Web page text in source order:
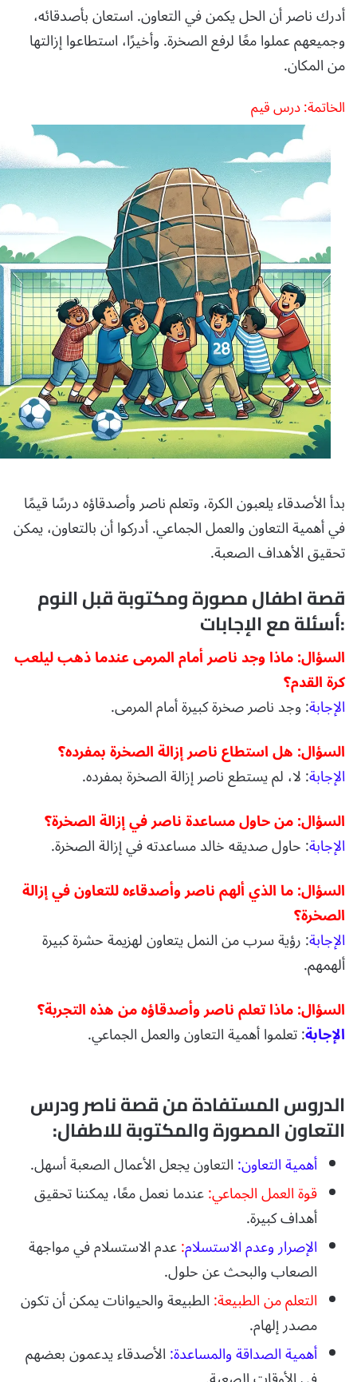
أدرك ناصر أن الحل يكمن في التعاون. استعان بأصدقائه،
وجميعهم عملوا معًا لرفع الصخرة. وأخيرًا، استطاعوا إزالتها
من المكان.
الخاتمة: درس قيم
بدأ الأصدقاء يلعبون الكرة، وتعلم ناصر وأصدقاؤه درسًا قيمًا
في أهمية التعاون والعمل الجماعي. أدركوا أن بالتعاون، يمكن
تحقيق الأهداف الصعبة.
قصة اطفال مصورة ومكتوبة قبل النوم
:أسئلة مع الإجابات
السؤال: ماذا وجد ناصر أمام المرمى عندما ذهب ليلعب
كرة القدم؟
الإجابة: وجد ناصر صخرة كبيرة أمام المرمى.
السؤال: هل استطاع ناصر إزالة الصخرة بمفرده؟
الإجابة: لا، لم يستطع ناصر إزالة الصخرة بمفرده.
السؤال: من حاول مساعدة ناصر في إزالة الصخرة؟
الإجابة: حاول صديقه خالد مساعدته في إزالة الصخرة.
السؤال: ما الذي ألهم ناصر وأصدقاءه للتعاون في إزالة
الصخرة؟
الإجابة: رؤية سرب من النمل يتعاون لهزيمة حشرة كبيرة
ألهمهم.
السؤال: ماذا تعلم ناصر وأصدقاؤه من هذه التجربة؟
الإجابة: تعلموا أهمية التعاون والعمل الجماعي.
الدروس المستفادة من قصة ناصر ودرس
التعاون المصورة والمكتوبة للاطفال:
أهمية التعاون:التعاون يجعل الأعمال الصعبة أسهل.
قوة العمل الجماعي:عندما نعمل معًا، يمكننا تحقيق
أهداف كبيرة.
الإصرار وعدم الاستسلام:عدم الاستسلام في مواجهة
الصعاب والبحث عن حلول.
التعلم من الطبيعة:الطبيعة والحيوانات يمكن أن تكون
مصدر إلهام.
أهمية الصداقة والمساعدة:الأصدقاء يدعمون بعضهم